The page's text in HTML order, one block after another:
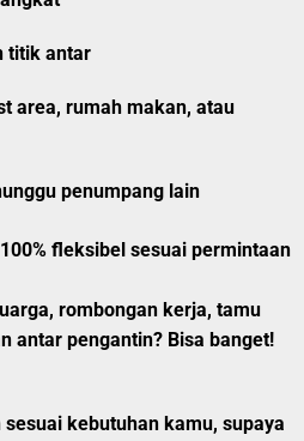
titik antar
area, rumah makan, atau
penumpang lain
fleksibel sesuai permintaan
rombongan kerja, tamu
antar pengantin? Bisa banget!
kebutuhan kamu, supaya